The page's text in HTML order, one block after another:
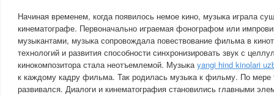
Начиная временем, когда появилось немое кино, музыка играла
кинематографе. Первоначально играемая фонографом или
музыкантами, музыка сопровождала повествование фильма в
технологий и развития способности синхронизировать звук с
кинокомпозитора стала неотъемлемой. Музыкаyangi hind kinolari
к каждому кадру фильма. Так родилась музыка к фильму. По мере
развивался. Диалоги и кинематография становились главными